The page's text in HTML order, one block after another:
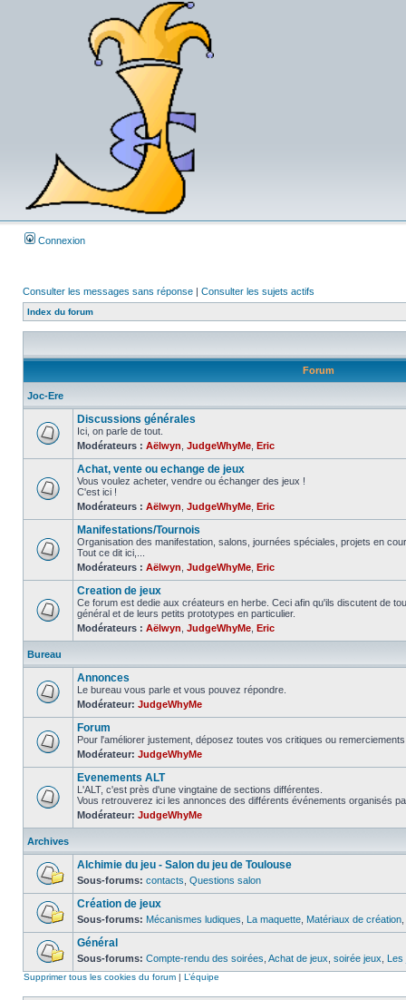
Connexion
Consulter les messages sans réponse | Consulter les sujets actifs
Index du forum
Forum
Joc-Ere
Discussions générales
Ici, on parle de tout.
Modérateurs : Aëlwyn JudgeWhyMe Eric
Achat, vente ou echange de jeux
Vous voulez acheter, vendre ou échanger des jeux !
C'est ici !
Modérateurs : Aëlwyn JudgeWhyMe Eric
Manifestations/Tournois
Organisation des manifestation, salons, journées spéciales, projets en
Tout ce dit ici,...
Modérateurs : Aëlwyn JudgeWhyMe Eric
Creation de jeux
Ce forum est dedie aux créateurs en herbe. Ceci afin qu'ils discutent de
général et de leurs petits prototypes en particulier.
Modérateurs : Aëlwyn JudgeWhyMe Eric
Bureau
Annonces
Le bureau vous parle et vous pouvez répondre.
Modérateur: JudgeWhyMe
Forum
Pour l'améliorer justement, déposez toutes vos critiques ou
Modérateur: JudgeWhyMe
Evenements ALT
L'ALT, c'est près d'une vingtaine de sections différentes.
Vous retrouverez ici les annonces des différents événements organisés
Modérateur: JudgeWhyMe
Archives
Alchimie du jeu - Salon du jeu de Toulouse
Sous-forums: contacts Questions salon
Création de jeux
Sous-forums: Mécanismes ludiques La maquette Matériaux de création
Général
Sous-forums: Compte-rendu des soirées Achat de jeux soirée jeux Les
Supprimer tous les cookies du forum | L’équipe